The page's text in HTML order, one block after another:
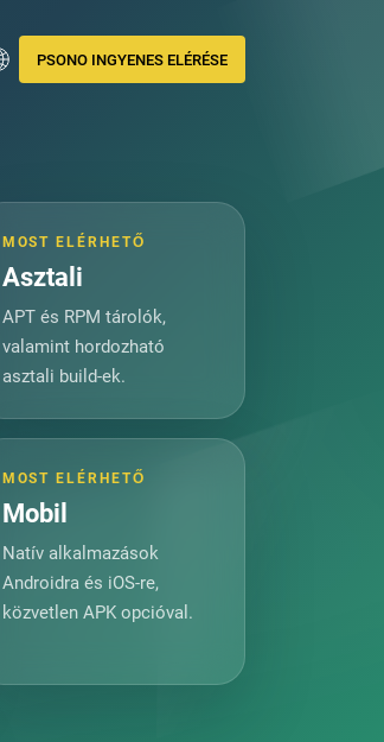
PSONO INGYENES ELÉRÉSE
MOST ELÉRHETŐ
Asztali
APT és RPM tárolók,
valamint hordozható
asztali build-ek.
MOST ELÉRHETŐ
Mobil
Natív alkalmazások
Androidra és iOS-re,
közvetlen APK opcióval.